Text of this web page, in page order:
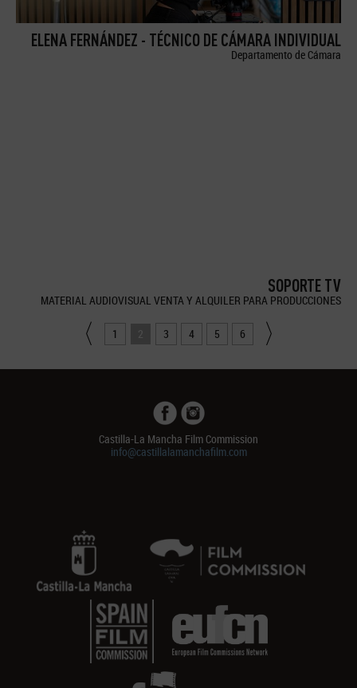
ELENA FERNÁNDEZ - TÉCNICO DE CÁMARA INDIVIDUAL
Departamento de Cámara
SOPORTE TV
MATERIAL AUDIOVISUAL VENTA Y ALQUILER PARA PRODUCCIONES
1 2 3 4 5 6
Castilla-La Mancha Film Commission
info@castillalamanchafilm.com